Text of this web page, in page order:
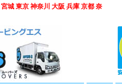
城 東京 神奈川 大阪 兵庫 京都 奈